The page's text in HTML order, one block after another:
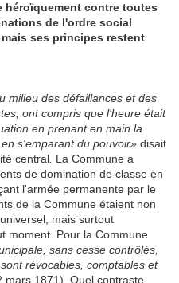
héroïquement contre toutes
de l'ordre social
ses principes restent
milieu des défaillances et des
ont compris que l'heure était
en prenant en main la
s'emparant du pouvoir» disait
central La Commune a
de domination de classe en
l'armée permanente par le
de la Commune étaient non
mais surtout
moment. Pour la Commune
sans cesse contrôlés,
révocables, comptables et
mars 1871) Quel contraste